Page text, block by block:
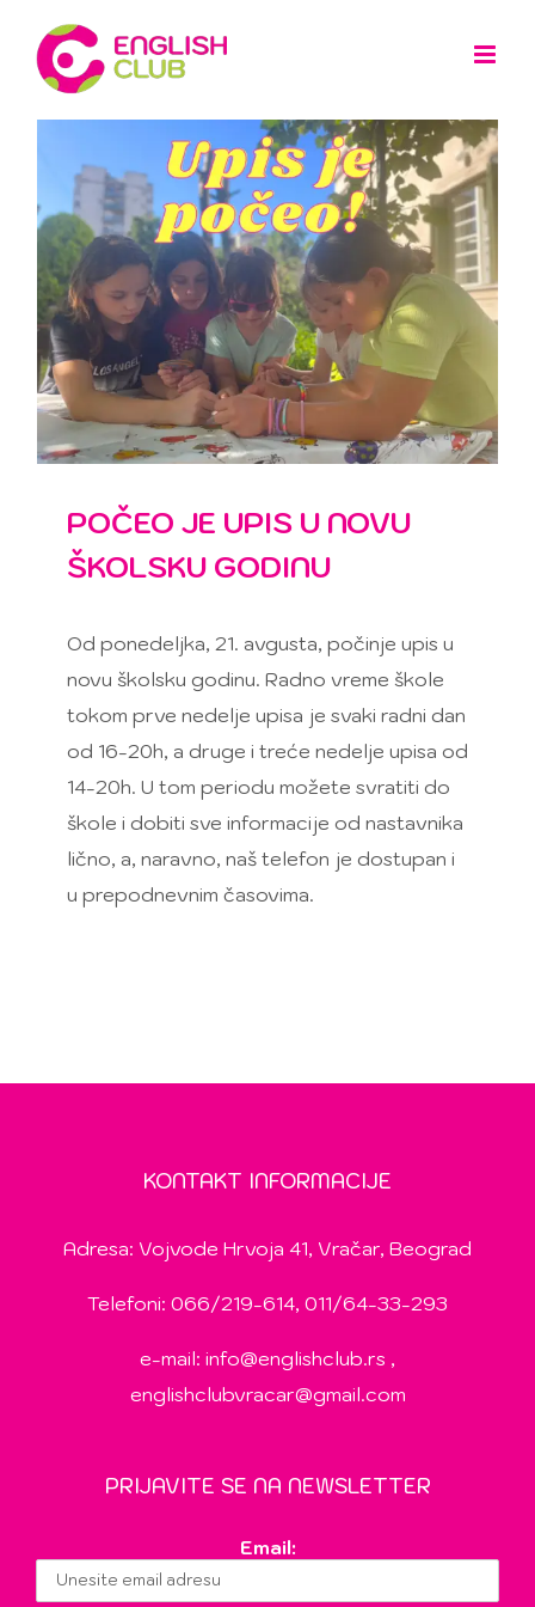
content
POČEO JE UPIS U NOVU
ŠKOLSKU GODINU
Od ponedeljka, 21. avgusta, počinje upis u
novu školsku godinu. Radno vreme škole
tokom prve nedelje upisa je svaki radni dan
od 16-20h, a druge i treće nedelje upisa od
14-20h. U tom periodu možete svratiti do
škole i dobiti sve informacije od nastavnika
lično, a, naravno, naš telefon je dostupan i
u prepodnevnim časovima.
KONTAKT INFORMACIJE
Adresa: Vojvode Hrvoja 41, Vračar, Beograd
Telefoni: 066/219-614, 011/64-33-293
e-mail: info@englishclub.rs ,
englishclubvracar@gmail.com
PRIJAVITE SE NA NEWSLETTER
Email: